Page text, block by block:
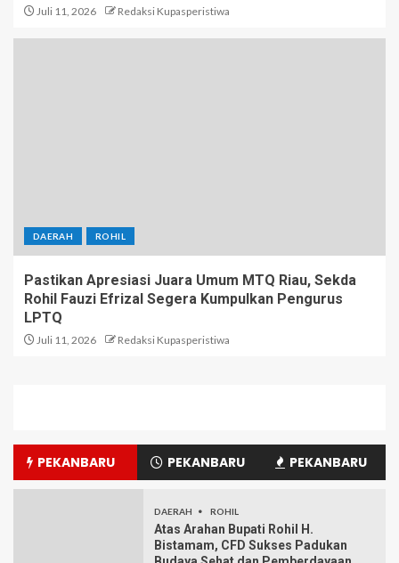
Juli 11, 2026 Redaksi Kupasperistiwa
DAERAH ROHIL
Pastikan Apresiasi Juara Umum MTQ Riau, Sekda
Rohil Fauzi Efrizal Segera Kumpulkan Pengurus
LPTQ
Juli 11, 2026 Redaksi Kupasperistiwa
PEKANBARU PEKANBARU PEKANBARU
DAERAH ROHIL
Atas Arahan Bupati Rohil H.
Bistamam, CFD Sukses Padukan